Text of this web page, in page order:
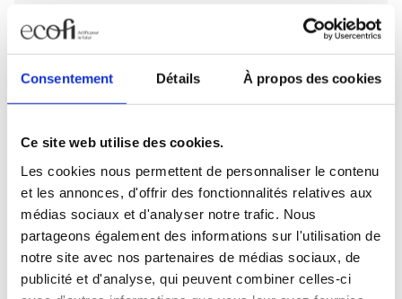
Consentement Détails À propos des cookies
Ce site web utilise des cookies.
Les cookies nous permettent de personnaliser le contenu
et les annonces, d'offrir des fonctionnalités relatives aux
médias sociaux et d'analyser notre trafic. Nous
partageons également des informations sur l'utilisation de
notre site avec nos partenaires de médias sociaux, de
publicité et d'analyse, qui peuvent combiner celles-ci
Partager la publication
Restez informés
Sélectionnez les actualités qui vous intéressent et
abonnez-vous pour les recevoir en exclusivité.